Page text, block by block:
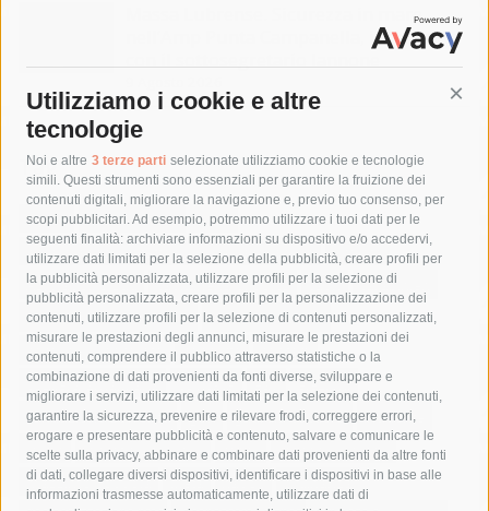
Utilizziamo i cookie e altre
tecnologie
Noi e altre 3 terze parti selezionate utilizziamo cookie e tecnologie
simili. Questi strumenti sono essenziali per garantire la fruizione dei
contenuti digitali, migliorare la navigazione e, previo tuo consenso, per
scopi pubblicitari. Ad esempio, potremmo utilizzare i tuoi dati per le
seguenti finalità: archiviare informazioni su dispositivo e/o accedervi,
utilizzare dati limitati per la selezione della pubblicità, creare profili per
la pubblicità personalizzata, utilizzare profili per la selezione di
pubblicità personalizzata, creare profili per la personalizzazione dei
contenuti, utilizzare profili per la selezione di contenuti personalizzati,
misurare le prestazioni degli annunci, misurare le prestazioni dei
contenuti, comprendere il pubblico attraverso statistiche o la
combinazione di dati provenienti da fonti diverse, sviluppare e
migliorare i servizi, utilizzare dati limitati per la selezione dei contenuti,
garantire la sicurezza, prevenire e rilevare frodi, correggere errori,
erogare e presentare pubblicità e contenuto, salvare e comunicare le
scelte sulla privacy, abbinare e combinare dati provenienti da altre fonti
di dati, collegare diversi dispositivi, identificare i dispositivi in base alle
informazioni trasmesse automaticamente, utilizzare dati di
Massa Lubrense. Sicurezza in mare
nell’Amp Punta Campanella, incontro
Tag
acqua allerta meteo
anas
area marina protetta di punta campanella
arresto
Asl Napoli 3 sud
capitaneria di porto capri
carabinieri
castellammare di stabia
circumvesuviana
comune di sorrento
concerto
contagi
costiera amalfitana
covid-19 eav
elezioni
fondazione sorrento
gori guardia costiera
incidente
lavori
lorenzo balducelli mare
massa lubrense
massimo coppola
Meta napoli
ordinanza